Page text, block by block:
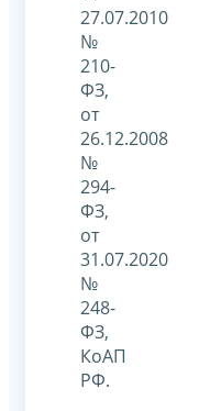
27.07.2010
№
210-
ФЗ,
от
26.12.2008
№
294-
ФЗ,
от
31.07.2020
№
248-
ФЗ,
КоАП
РФ.